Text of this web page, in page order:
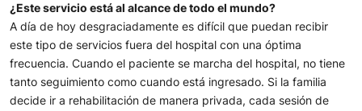
¿Este servicio está al alcance de todo el mundo?
A día de hoy desgraciadamente es difícil que puedan recibir
este tipo de servicios fuera del hospital con una óptima
frecuencia. Cuando el paciente se marcha del hospital, no tiene
tanto seguimiento como cuando está ingresado. Si la familia
decide ir a rehabilitación de manera privada, cada sesión de